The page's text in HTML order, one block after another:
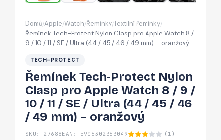
/
/
10
/
SE
/
Ultra
Domů/Apple/Watch/Řemínky/Textilní řemínky/
Řemínek Tech-Protect Nylon Clasp pro Apple Watch 8 /
9 / 10 / 11 / SE / Ultra (44 / 45 / 46 / 49 mm) – oranžový
TECH-PROTECT
Řemínek Tech-Protect Nylon
Clasp pro Apple Watch 8 / 9 /
10 / 11 / SE / Ultra (44 / 45 / 46
/ 49 mm) – oranžový
SKU: 27688EAN: 5906302363049 (1)